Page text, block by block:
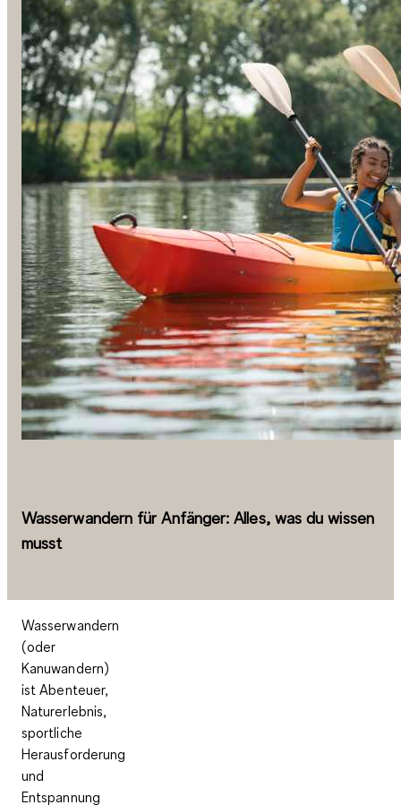
Wasserwandern für Anfänger: Alles, was du wissen
musst
Wasserwandern
(oder
Kanuwandern)
ist Abenteuer,
Naturerlebnis,
sportliche
Herausforderung
und
Entspannung